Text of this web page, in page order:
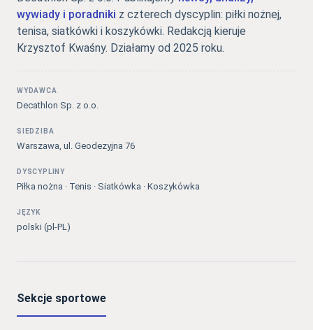
wywiady i poradniki z czterech dyscyplin: piłki nożnej,
tenisa, siatkówki i koszykówki. Redakcją kieruje
Krzysztof Kwaśny. Działamy od 2025 roku.
WYDAWCA
Decathlon Sp. z o.o.
SIEDZIBA
Warszawa, ul. Geodezyjna 76
DYSCYPLINY
Piłka nożna · Tenis · Siatkówka · Koszykówka
JĘZYK
polski (pl-PL)
Sekcje sportowe